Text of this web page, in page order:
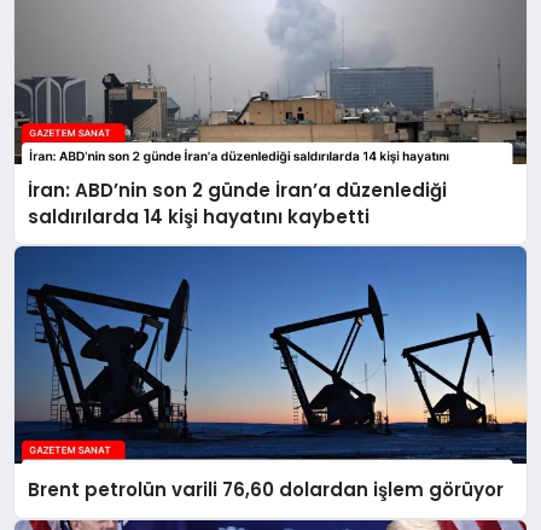
İran: ABD’nin son 2 günde İran’a düzenlediği
saldırılarda 14 kişi hayatını kaybetti
Brent petrolün varili 76,60 dolardan işlem görüyor